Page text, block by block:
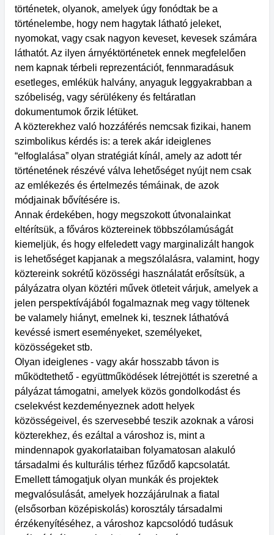
történetek, olyanok, amelyek úgy fonódtak be a
történelembe, hogy nem hagytak látható jeleket,
nyomokat, vagy csak nagyon keveset, kevesek számára
láthatót. Az ilyen árnyéktörténetek ennek megfelelően
nem kapnak térbeli reprezentációt, fennmaradásuk
esetleges, emlékük halvány, anyaguk leggyakrabban a
szóbeliség, vagy sérülékeny és feltáratlan
dokumentumok őrzik létüket.
A közterekhez való hozzáférés nemcsak fizikai, hanem
szimbolikus kérdés is: a terek akár ideiglenes
“elfoglalása” olyan stratégiát kínál, amely az adott tér
történetének részévé válva lehetőséget nyújt nem csak
az emlékezés és értelmezés témáinak, de azok
módjainak bővítésére is.
Annak érdekében, hogy megszokott útvonalainkat
eltérítsük, a főváros köztereinek többszólamúságát
kiemeljük, és hogy elfeledett vagy marginalizált hangok
is lehetőséget kapjanak a megszólalásra, valamint, hogy
köztereink sokrétű közösségi használatát erősítsük, a
pályázatra olyan köztéri művek ötleteit várjuk, amelyek a
jelen perspektívájából fogalmaznak meg vagy töltenek
be valamely hiányt, emelnek ki, tesznek láthatóvá
kevéssé ismert eseményeket, személyeket,
közösségeket stb.
Olyan ideiglenes - vagy akár hosszabb távon is
működtethető - együttműködések létrejöttét is szeretné a
pályázat támogatni, amelyek közös gondolkodást és
cselekvést kezdeményeznek adott helyek
közösségeivel, és szervesebbé teszik azoknak a városi
közterekhez, és ezáltal a városhoz is, mint a
mindennapok gyakorlataiban folyamatosan alakuló
társadalmi és kulturális térhez fűződő kapcsolatát.
Emellett támogatjuk olyan munkák és projektek
megvalósulását, amelyek hozzájárulnak a fiatal
(elsősorban középiskolás) korosztály társadalmi
érzékenyítéséhez, a városhoz kapcsolódó tudásuk